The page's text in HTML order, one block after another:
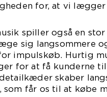
for, at vi
spiller også en
sig langsommere
impulskøb. Hurtig
for at få kunderne
skaber
som får os til at købe